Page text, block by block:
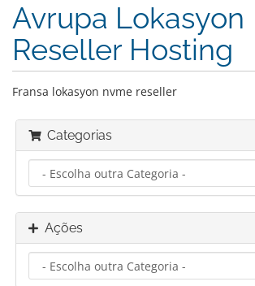
Avrupa Lokasyon
Reseller Hosting
Fransa lokasyon nvme reseller
Categorias
Ações